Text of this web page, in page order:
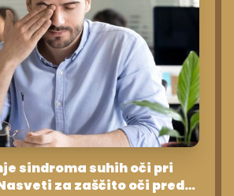
sindroma suhih oči pri
za zaščito oči pred